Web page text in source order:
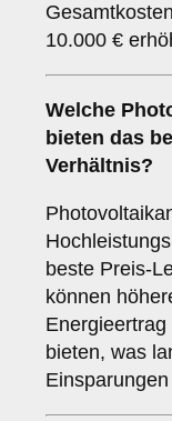
10.000 €
Welche
bieten das
Verhältnis?
beste Preis-
können
bieten, was